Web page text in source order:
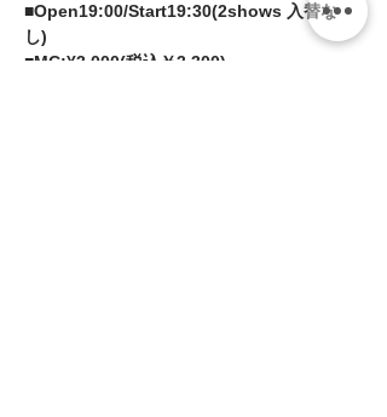
■Open19:00/Start19:30(2shows 入替な
し)
■MC:¥3,000(税込￥3,300)